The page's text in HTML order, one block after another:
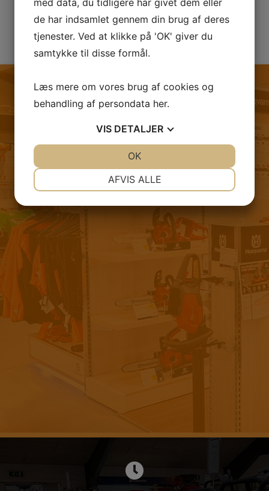
FØLG OS PÅ FACEBOOK
de har indsamlet gennem din brug af deres
tjenester. Ved at klikke på 'OK' giver du
samtykke til disse formål.
Læs mere om vores brug af cookies og
behandling af persondata her.
VIS DETALJER
STATISTIK
AFVIS ALLE
OK